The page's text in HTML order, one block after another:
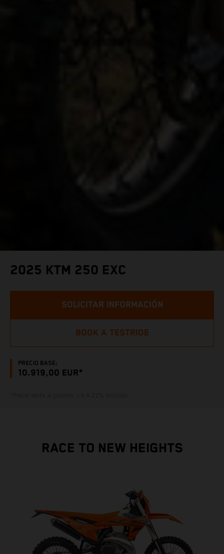
2025 KTM 250 EXC
PRECIO BASE:
10.919,00 EUR*
SOLICITAR INFORMACIÓN
BOOK A TESTRIDE
RACE TO NEW HEIGHTS